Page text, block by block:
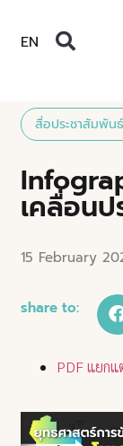
EN
สื่อประชาสัมพันธ์
เคลื่อนป
15 February
share to:
PDF แยก